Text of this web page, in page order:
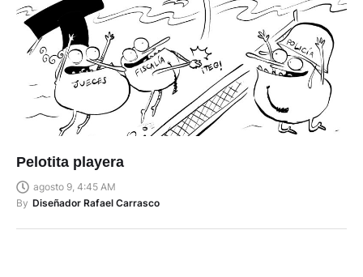
Pelotita playera
agosto 9, 4:45 AM
By Diseñador Rafael Carrasco